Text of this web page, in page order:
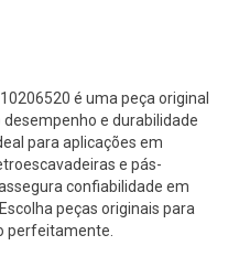
é uma peça original
e durabilidade
para aplicações em
e pás-
confiabilidade em
peças originais para
perfeitamente.